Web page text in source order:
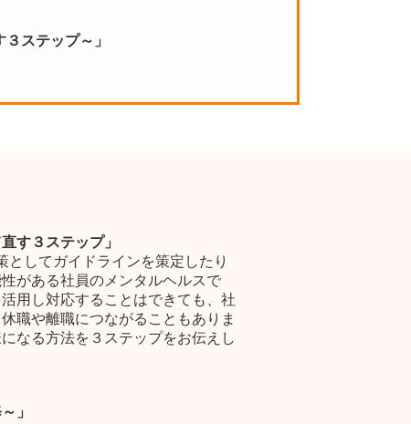
ステップ～」
す３ステップ」
してガイドラインを策定したり
がある社員のメンタルヘルスで
用し対応することはできても、社
職や離職につながることもありま
なる方法を３ステップをお伝えし
」